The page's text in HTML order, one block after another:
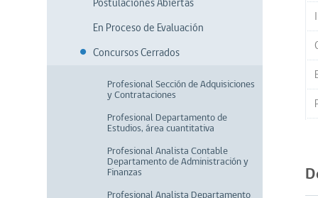
Postulaciones Abiertas
En Proceso de Evaluación
Concursos Cerrados
Profesional Sección de Adquisiciones
y Contrataciones
Profesional Departamento de
Estudios, área cuantitativa
Profesional Analista Contable
Departamento de Administración y
Finanzas
Profesional Analista Departamento